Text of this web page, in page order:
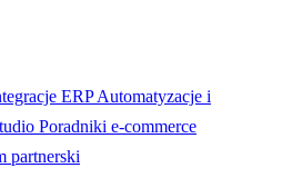
ERPAutomatyzacje i
Poradniki e-commerce
partnerski